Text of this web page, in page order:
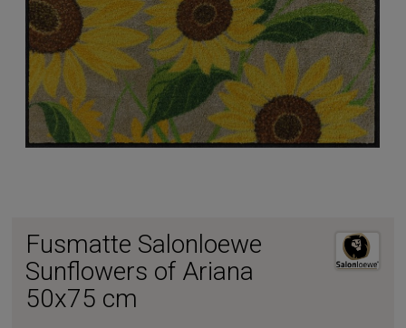
Fusmatte Salonloewe
Sunflowers of Ariana
50x75 cm